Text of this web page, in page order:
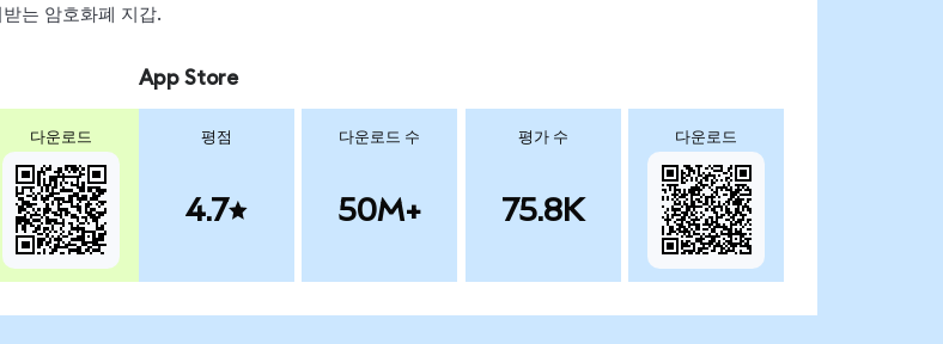
는 암호화폐 지갑.
다운로드
App Store
평점
4.7
다운로드 수
50M+
평가 수
75.8K
다운로드